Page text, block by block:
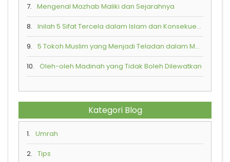
7. Mengenal Mazhab Maliki dan Sejarahnya
8. Inilah 5 Sifat Tercela dalam Islam dan Konsekuensi Buruk yang Akan Diterima
9. 5 Tokoh Muslim yang Menjadi Teladan dalam Mempraktikkan Toleransi Beragama
10. Oleh-oleh Madinah yang Tidak Boleh Dilewatkan
Kategori Blog
1. Umrah
2. Tips